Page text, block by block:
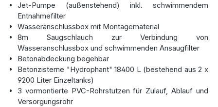
entsprechender Abdeckung, sodass sie auch in
befahrenen Bereichen sicher eingesetzt werden kann. Mit
der monolithischen Bauweise entfällt das aufwendige
Vermörteln, wodurch die Installation schnell und
unkompliziert erfolgt. Diese Zisterne ist sowohl für
schwierigste Bodenverhältnisse, wie Lehmboden, als auch
bei Grundwasserproblemen bestens geeignet. Die
Betonzisterne Hydrophant 18.400 Liter
die vorbereitete Baugrube geliefert.
Jet-Pumpe (außenstehend) inkl. schwimmendem
Entnahmefilter
Wasseranschlussbox mit Montagematerial
8m Saugschlauch zur Verbindung von
Wasseranschlussbox und schwimmenden Ansaugfilter
Betonabdeckung begehbar
Betonzisterne "Hydrophant" 18400 L (bestehend aus 2 x
9200 Liter Einzeltanks)
3 vormontierte PVC-Rohrstutzen für Zulauf, Ablauf und
Versorgungsrohr